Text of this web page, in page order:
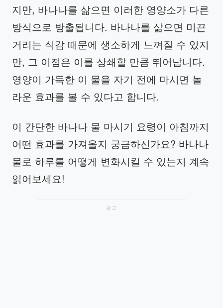
지만, 바나나를 삶으면 이러한 영양소가 다른
방식으로 방출됩니다. 바나나를 삶으면 미끈
거리는 식감 때문에 생소하게 느껴질 수 있지
만, 그 이점은 이를 상쇄할 만큼 뛰어납니다.
영양이 가득한 이 물을 자기 전에 마시면 놀
라운 효과를 볼 수 있다고 합니다.
이 간단한 바나나 물 마시기 요령이 아침까지
어떤 효과를 가져올지 궁금하신가요? 바나나
물로 하루를 어떻게 변화시킬 수 있는지 계속
읽어보세요!
광고